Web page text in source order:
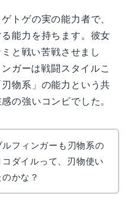
トゲの実の能力者で、
能力を持ちます。彼女
と戦い苦戦させまし
ガーは戦闘スタイルこ
物系」の能力という共
の強いコンビでした。
フィンガーも刃物系の
ダイルって、刃物使い
かな？